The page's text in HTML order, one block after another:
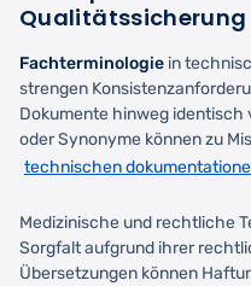
Qualitätssicherung
Fachterminologie in
strengen
Dokumente hinweg identisch
oder Synonyme können zu
technischen
Medizinische und rechtliche
Sorgfalt aufgrund ihrer
Übersetzungen können